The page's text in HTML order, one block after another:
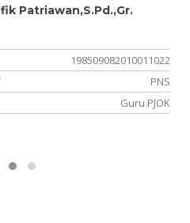
Patriawan,S.Pd.,Gr.
198509082010011022
PNS
Guru PJOK